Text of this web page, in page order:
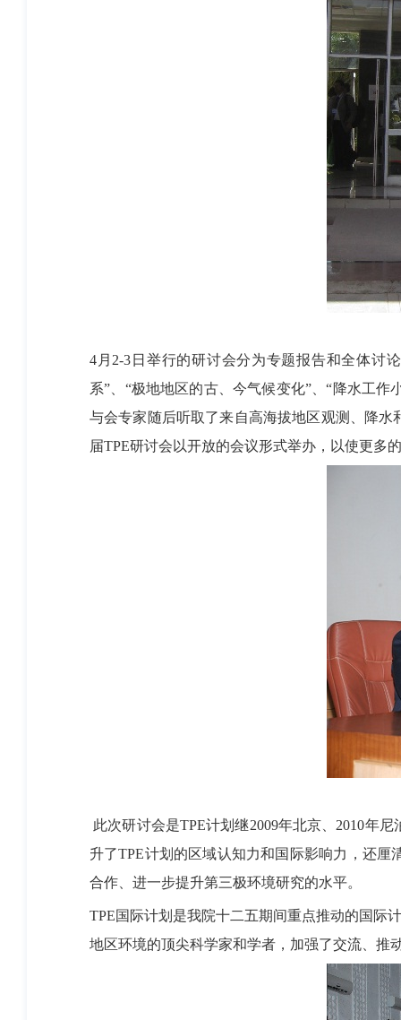
4月2-3日举行的研讨会分为专题报告和全体讨
系”、“极地地区的古、今气候变化”、“降水工
与会专家随后听取了来自高海拔地区观测、降
届TPE研讨会以开放的会议形式举办，以使更多
此次研讨会是TPE计划继2009年北京、2010年
升了TPE计划的区域认知力和国际影响力，还
合作、进一步提升第三极环境研究的水平。
TPE国际计划是我院十二五期间重点推动的国际
地区环境的顶尖科学家和学者，加强了交流、推